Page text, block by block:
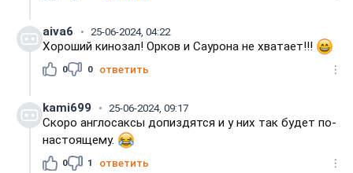
aiva6 25-06-2024, 04:22
Хороший кинозал! Орков и Саурона не хватает!!!
0 0 ответить
kami699 25-06-2024, 09:17
Скоро англосаксы допиздятся и у них так будет по-
настоящему.
0 1 ответить